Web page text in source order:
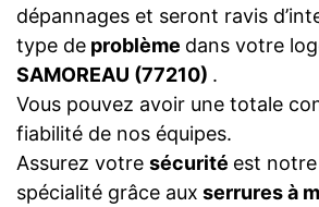
dépannages et seront ravis
type de problème dans votre
SAMOREAU (77210) .
Vous pouvez avoir une totale
fiabilité de nos équipes.
Assurez votre sécurité est
spécialité grâce aux serrures à